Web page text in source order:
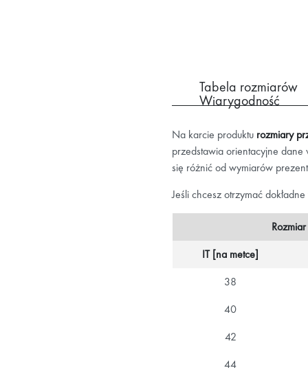
Tabela rozmiarów
Na karcie produktu rozmiary
przedstawia orientacyjne
się różnić od wymiarów
Jeśli chcesz otrzymać
Rozmiar
IT [na metce]
38
40
42
44
Wiarygodność